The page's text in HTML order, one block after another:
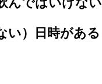
い）日時がある